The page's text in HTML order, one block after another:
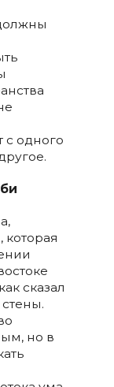
с одного
которая
сказал
но в